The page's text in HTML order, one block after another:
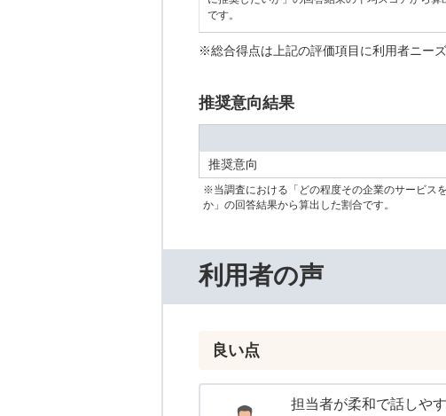
です。
※総合得点は上記の評価項目に利用者ニー
推奨意向結果
推奨意向
※当調査における「どの程度その企業のサービス
か」の回答結果から算出した割合です。
利用者の声
良い点
担当者が柔和で話しや